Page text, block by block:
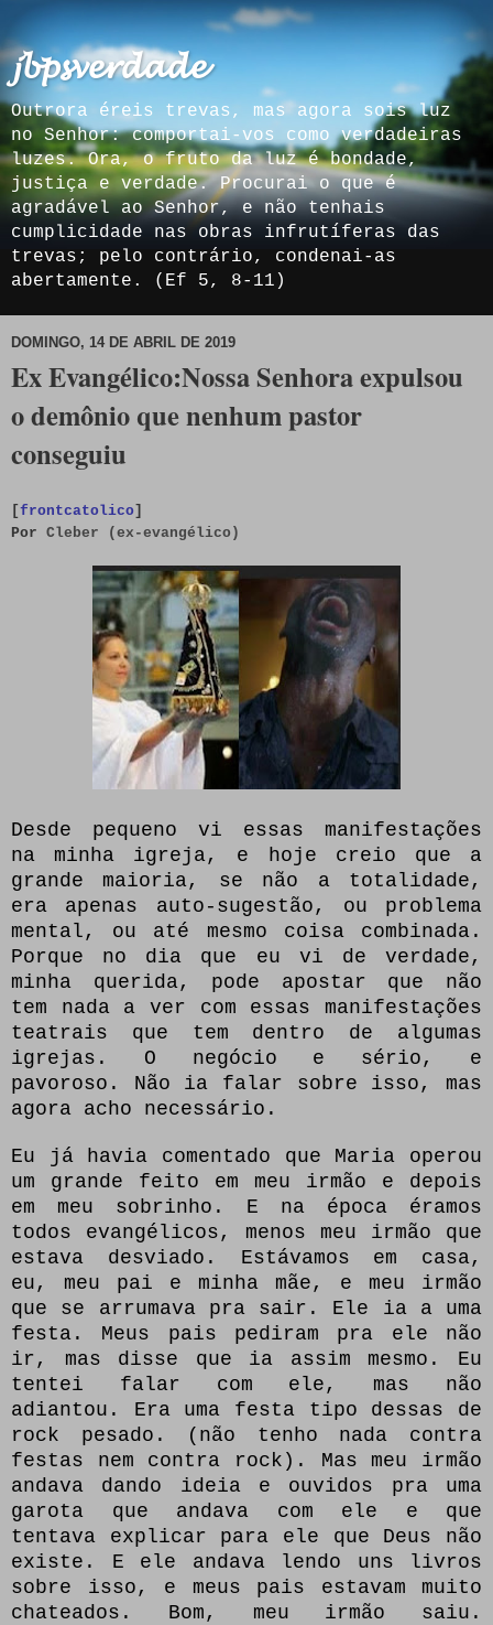
𝓳𝓫𝓹𝓼𝓿𝓮𝓻𝓭𝓪𝓭𝓮
Outrora éreis trevas, mas agora sois luz
no Senhor: comportai-vos como verdadeiras
luzes. Ora, o fruto da luz é bondade,
justiça e verdade. Procurai o que é
agradável ao Senhor, e não tenhais
cumplicidade nas obras infrutíferas das
trevas; pelo contrário, condenai-as
abertamente. (Ef 5, 8-11)
DOMINGO, 14 DE ABRIL DE 2019
Ex Evangélico:Nossa Senhora expulsou
o demônio que nenhum pastor
conseguiu
[frontcatolico]
Por Cleber (ex-evangélico)
Desde pequeno vi essas manifestações
na minha igreja, e hoje creio que a
grande maioria, se não a totalidade,
era apenas auto-sugestão, ou problema
mental, ou até mesmo coisa combinada.
Porque no dia que eu vi de verdade,
minha querida, pode apostar que não
tem nada a ver com essas manifestações
teatrais que tem dentro de algumas
igrejas. O negócio e sério, e
pavoroso. Não ia falar sobre isso, mas
agora acho necessário.
Eu já havia comentado que Maria operou
um grande feito em meu irmão e depois
em meu sobrinho. E na época éramos
todos evangélicos, menos meu irmão que
estava desviado. Estávamos em casa,
eu, meu pai e minha mãe, e meu irmão
que se arrumava pra sair. Ele ia a uma
festa. Meus pais pediram pra ele não
ir, mas disse que ia assim mesmo. Eu
tentei falar com ele, mas não
adiantou. Era uma festa tipo dessas de
rock pesado. (não tenho nada contra
festas nem contra rock). Mas meu irmão
andava dando ideia e ouvidos pra uma
garota que andava com ele e que
tentava explicar para ele que Deus não
existe. E ele andava lendo uns livros
sobre isso, e meus pais estavam muito
chateados. Bom, meu irmão saiu.